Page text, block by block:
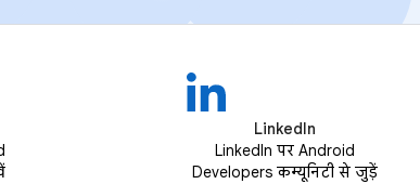
LinkedIn
LinkedIn पर Android
Developers कम्यूनिटी से जुड़ें